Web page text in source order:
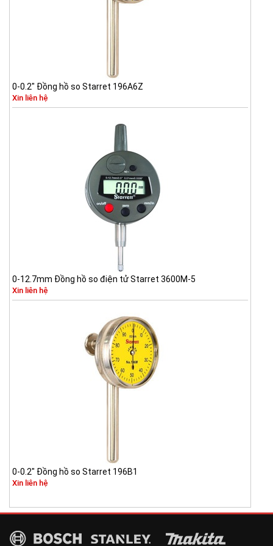
0-0.2" Đồng hồ so Starret 196A6Z
Xin liên hệ
0-12.7mm Đồng hồ so điện tử Starret 3600M-5
Xin liên hệ
0-0.2" Đồng hồ so Starret 196B1
Xin liên hệ